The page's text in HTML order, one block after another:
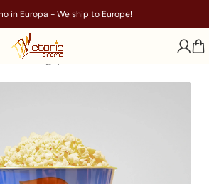
in Europa - We ship to Europe!
The Angry Birds 2